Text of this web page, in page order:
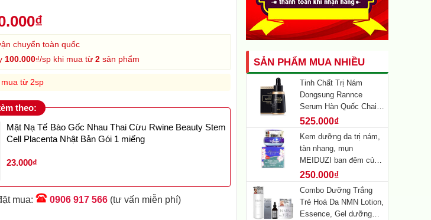
SẢN PHẨM MUA NHIỀU
Tinh Chất Trị Nám
Dongsung Rannce
Serum Hàn Quốc Chai
45ml
525.000₫
Kem dưỡng da trị nám,
tàn nhang, mụn
MEIDUZI ban đêm của
Nhật Bản 20g (màu
xanh)
250.000₫
Combo Dưỡng Trắng
Trẻ Hoá Da NMN Lotion,
Essence, Gel dưỡng
chuyển toàn quốc
100.000₫/sp khi mua từ2 sản phẩm
từ 2sp
theo:
Mặt Nạ Tế Bào Gốc Nhau Thai Cừu Rwine Beauty Stem
Cell Placenta Nhật Bản Gói 1 miếng
23.000₫
mua: 0906 917 566 (tư vấn miễn phí)